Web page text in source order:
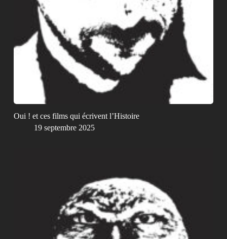
Oui ! et ces films qui écrivent l’Histoire
19 septembre 2025